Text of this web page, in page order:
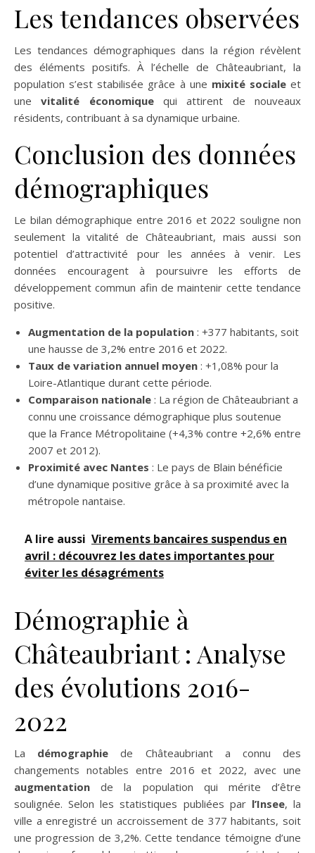
Les tendances observées
Les tendances démographiques dans la région révèlent
des éléments positifs. À l’échelle de Châteaubriant, la
population s’est stabilisée grâce à une mixité socialeet
unevitalité économiquequi attirent de nouveaux
résidents, contribuant à sa dynamique urbaine.
Conclusion des données
démographiques
Le bilan démographique entre 2016 et 2022 souligne non
seulement la vitalité de Châteaubriant, mais aussi son
potentiel d’attractivité pour les années à venir. Les
données encouragent à poursuivre les efforts de
développement commun afin de maintenir cette tendance
positive.
Augmentation de la population : +377 habitants, soit
une hausse de 3,2% entre 2016 et 2022.
Taux de variation annuel moyen : +1,08% pour la
Loire-Atlantique durant cette période.
Comparaison nationale : La région de Châteaubriant a
connu une croissance démographique plus soutenue
que la France Métropolitaine (+4,3% contre +2,6% entre
2007 et 2012).
Proximité avec Nantes : Le pays de Blain bénéficie
d’une dynamique positive grâce à sa proximité avec la
métropole nantaise.
A lire aussi Virements bancaires suspendus en
avril : découvrez les dates importantes pour
éviter les désagréments
Démographie à
Châteaubriant : Analyse
des évolutions 2016-
2022
La démographie de Châteaubriant a connu des
changements notables entre 2016 et 2022, avec une
augmentation de la population qui mérite d’être
soulignée. Selon les statistiques publiées par l’Insee, la
ville a enregistré un accroissement de 377 habitants, soit
une progression de 3,2%. Cette tendance témoigne d’une